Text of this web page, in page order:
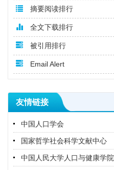
摘要阅读排行
全文下载排行
被引用排行
Email Alert
友情链接
中国人口学会
国家哲学社会科学文献中心
中国人民大学人口与健康学院